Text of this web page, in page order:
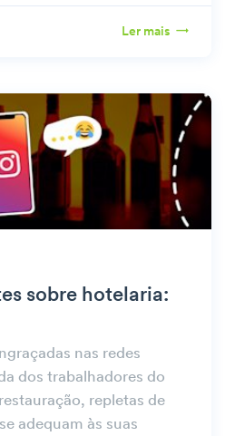
Ler mais
sobre hotelaria:
nas redes
dos trabalhadores do
repletas de
adequam às suas